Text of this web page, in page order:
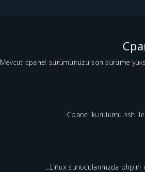
Mevcut cpanel sürümünüzü son sürüme
Cpanel kurulumu ssh ile
Linux sunucularınızda php.ni